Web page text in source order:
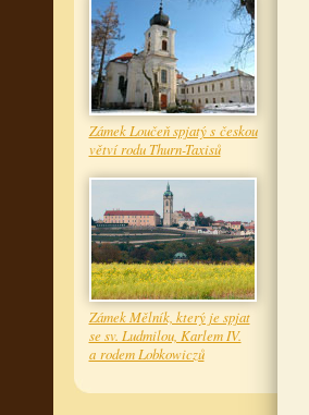
Zámek Loučeň spjatý s českou
větví rodu Thurn-Taxisů
Zámek Mělník, který je spjat
se sv. Ludmilou, Karlem IV.
a rodem Lobkowiczů